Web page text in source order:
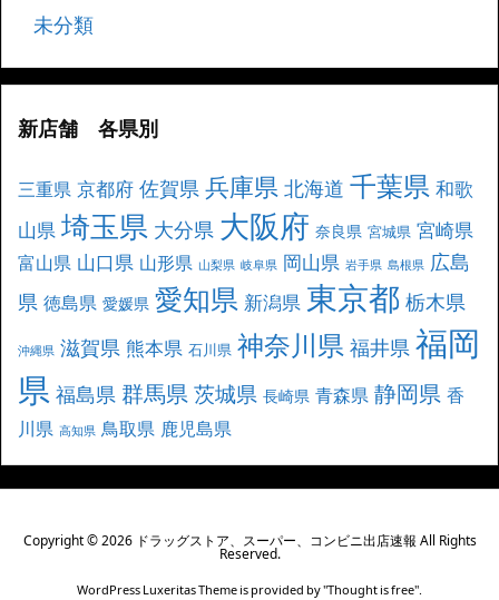
未分類
新店舗 各県別
三重県 京都府 佐賀県 兵庫県 北海道 千葉県 和歌
山県 埼玉県 大分県 大阪府 奈良県 宮城県 宮崎県
富山県 山口県 山形県 山梨県 岐阜県 岡山県 岩手県 島根県 広島
県 徳島県 愛媛県 愛知県 新潟県 東京都 栃木県
沖縄県 滋賀県 熊本県 石川県 神奈川県 福井県 福岡
県 福島県 群馬県茨城県 長崎県 青森県 静岡県 香
川県 高知県 鳥取県 鹿児島県
Copyright ©2026 ドラッグストア、スーパー、コンビニ出店速報 All Rights
Reserved.
WordPress Luxeritas Theme is provided by "Thought is free".